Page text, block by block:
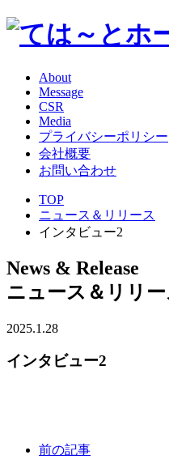
About
Message
CSR
Media
プライバシーポリシー
会社概要
お問い合わせ
TOP
ニュース＆リリース
インタビュー2
News & Release
ニュース＆リリー
2025.1.28
インタビュー2
前の記事